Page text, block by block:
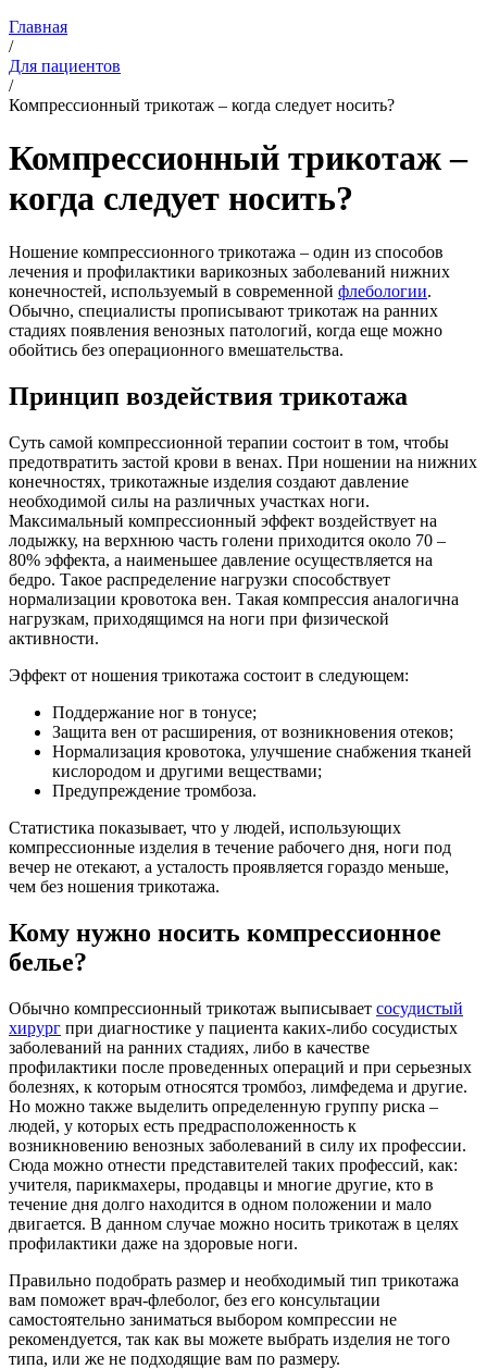
Главная
/
Для пациентов
/
Компрессионный трикотаж – когда следует носить?
Компрессионный трикотаж –
когда следует носить?
Ношение компрессионного трикотажа – один из способов
лечения и профилактики варикозных заболеваний нижних
конечностей, используемый в современной флебологии.
Обычно, специалисты прописывают трикотаж на ранних
стадиях появления венозных патологий, когда еще можно
обойтись без операционного вмешательства.
Принцип воздействия трикотажа
Суть самой компрессионной терапии состоит в том, чтобы
предотвратить застой крови в венах. При ношении на нижних
конечностях, трикотажные изделия создают давление
необходимой силы на различных участках ноги.
Максимальный компрессионный эффект воздействует на
лодыжку, на верхнюю часть голени приходится около 70 –
80% эффекта, а наименьшее давление осуществляется на
бедро. Такое распределение нагрузки способствует
нормализации кровотока вен. Такая компрессия аналогична
нагрузкам, приходящимся на ноги при физической
активности.
Эффект от ношения трикотажа состоит в следующем:
Поддержание ног в тонусе;
Защита вен от расширения, от возникновения отеков;
Нормализация кровотока, улучшение снабжения тканей
кислородом и другими веществами;
Предупреждение тромбоза.
Статистика показывает, что у людей, использующих
компрессионные изделия в течение рабочего дня, ноги под
вечер не отекают, а усталость проявляется гораздо меньше,
чем без ношения трикотажа.
Кому нужно носить компрессионное
белье?
Обычно компрессионный трикотаж выписывает сосудистый
хирург при диагностике у пациента каких-либо сосудистых
заболеваний на ранних стадиях, либо в качестве
профилактики после проведенных операций и при серьезных
болезнях, к которым относятся тромбоз, лимфедема и другие.
Но можно также выделить определенную группу риска –
людей, у которых есть предрасположенность к
возникновению венозных заболеваний в силу их профессии.
Сюда можно отнести представителей таких профессий, как:
учителя, парикмахеры, продавцы и многие другие, кто в
течение дня долго находится в одном положении и мало
двигается. В данном случае можно носить трикотаж в целях
профилактики даже на здоровые ноги.
Правильно подобрать размер и необходимый тип трикотажа
вам поможет врач-флеболог, без его консультации
самостоятельно заниматься выбором компрессии не
рекомендуется, так как вы можете выбрать изделия не того
типа, или же не подходящие вам по размеру.